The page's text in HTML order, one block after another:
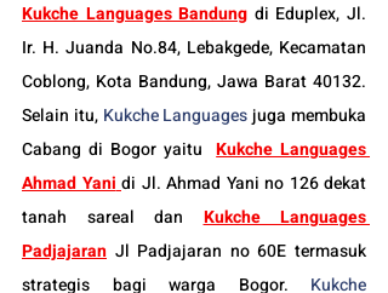
Kukche Languages Bandung di Eduplex, Jl.
Ir. H. Juanda No.84, Lebakgede, Kecamatan
Coblong, Kota Bandung, Jawa Barat 40132.
Selain itu, Kukche Languages juga membuka
Cabang di Bogor yaitu Kukche Languages
Ahmad Yani di Jl. Ahmad Yani no 126 dekat
tanah sareal dan Kukche Languages
Padjajaran Jl Padjajaran no 60E termasuk
strategis bagi warga Bogor. Kukche